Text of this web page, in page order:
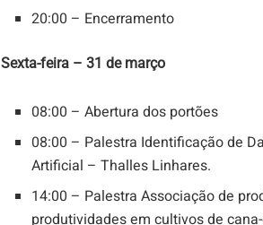
20:00 – Encerramento
Sexta-feira – 31 de março
08:00 – Abertura dos portões
08:00 – Palestra Identificação de
Artificial – Thalles Linhares.
14:00 – Palestra Associação de
produtividades em cultivos de